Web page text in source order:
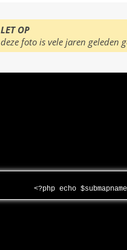
LET OP
deze foto is vele jaren geleden
<?php echo